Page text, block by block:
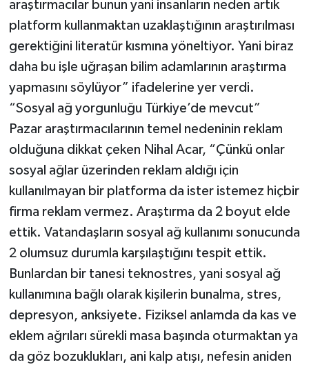
araştırmacılar bunun yani insanların neden artık
platform kullanmaktan uzaklaştığının araştırılması
gerektiğini literatür kısmına yöneltiyor. Yani biraz
daha bu işle uğraşan bilim adamlarının araştırma
yapmasını söylüyor” ifadelerine yer verdi.
“Sosyal ağ yorgunluğu Türkiye’de mevcut”
Pazar araştırmacılarının temel nedeninin reklam
olduğuna dikkat çeken Nihal Acar, “Çünkü onlar
sosyal ağlar üzerinden reklam aldığı için
kullanılmayan bir platforma da ister istemez hiçbir
firma reklam vermez. Araştırma da 2 boyut elde
ettik. Vatandaşların sosyal ağ kullanımı sonucunda
2 olumsuz durumla karşılaştığını tespit ettik.
Bunlardan bir tanesi teknostres, yani sosyal ağ
kullanımına bağlı olarak kişilerin bunalma, stres,
depresyon, anksiyete. Fiziksel anlamda da kas ve
eklem ağrıları sürekli masa başında oturmaktan ya
da göz bozuklukları, ani kalp atışı, nefesin aniden